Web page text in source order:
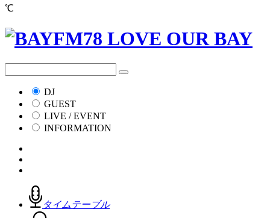
℃
DJ
GUEST
LIVE / EVENT
INFORMATION
タイムテーブル